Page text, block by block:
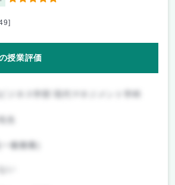
授業評価
一般教養)